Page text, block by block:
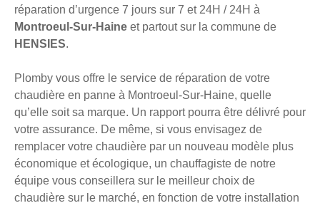
réparation d’urgence 7 jours sur 7 et 24H / 24H à
Montroeul-Sur-Haine et partout sur la commune de
HENSIES.
Plomby vous offre le service de réparation de votre
chaudière en panne à Montroeul-Sur-Haine, quelle
qu’elle soit sa marque. Un rapport pourra être délivré pour
votre assurance. De même, si vous envisagez de
remplacer votre chaudière par un nouveau modèle plus
économique et écologique, un chauffagiste de notre
équipe vous conseillera sur le meilleur choix de
chaudière sur le marché, en fonction de votre installation